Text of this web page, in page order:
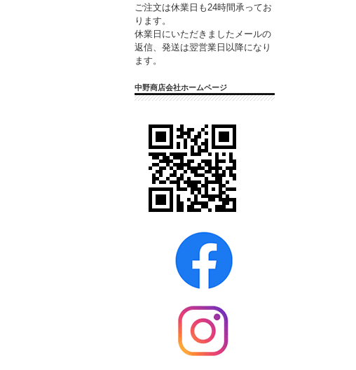
ご注文は休業日も24時間承ってお
ります。
休業日にいただきましたメールの
返信、発送は翌営業日以降になり
ます。
中野商店会社ホームページ